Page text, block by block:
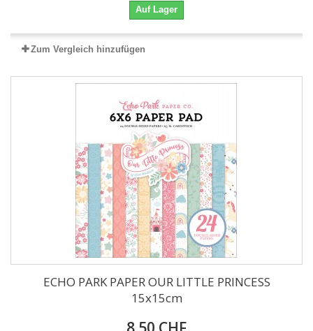
Auf Lager
Zum Vergleich hinzufügen
ECHO PARK PAPER OUR LITTLE PRINCESS
15x15cm